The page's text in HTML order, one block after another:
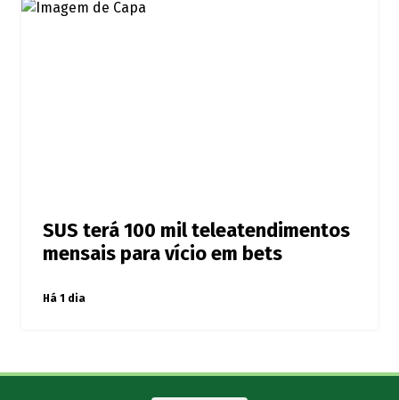
SUS terá 100 mil teleatendimentos
mensais para vício em bets
Há 1 dia